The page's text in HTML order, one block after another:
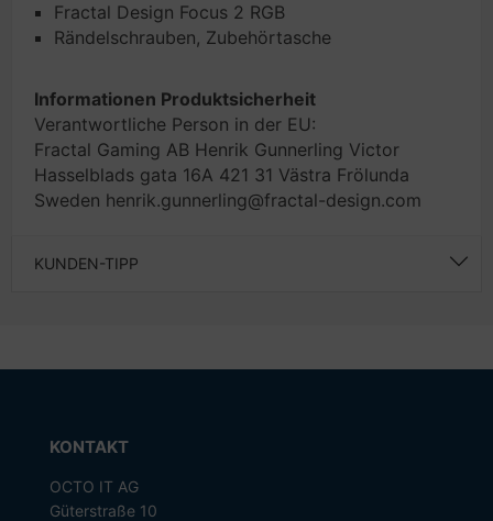
Fractal Design Focus 2 RGB
Rändelschrauben, Zubehörtasche
Informationen Produktsicherheit
Verantwortliche Person in der EU:
Fractal Gaming AB Henrik Gunnerling Victor
Hasselblads gata 16A 421 31 Västra Frölunda
Sweden henrik.gunnerling@fractal-design.com
KUNDEN-TIPP
KONTAKT
OCTO IT AG
Güterstraße 10